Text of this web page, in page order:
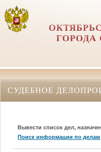
ГОРОДА
СУДЕБНОЕ
Вывести список дел,
Поиск информации по делам